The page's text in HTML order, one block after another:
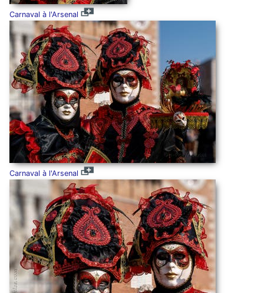
Carnaval à l'Arsenal
Carnaval à l'Arsenal